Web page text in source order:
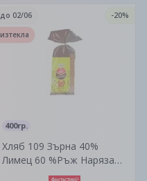
400гр.
Хляб 109 Зърна 40%
Лимец 60 %Ръж Нарязан
400 Гр Елиаз -
до 02/06
-20%
изтекла